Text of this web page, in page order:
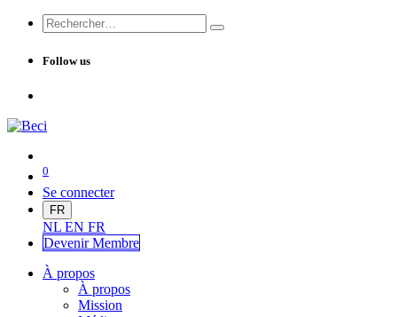
Follow us
0
Se connecter
FR
NL EN FR
Devenir Membre
À propos
À propos
Mission